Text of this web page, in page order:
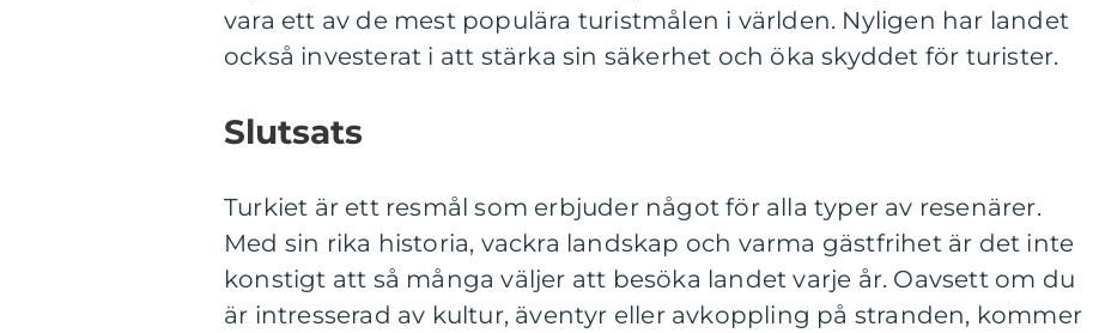
vara ett av de mest populära turistmålen i världen. Nyligen har landet
också investerat i att stärka sin säkerhet och öka skyddet för turister.
Slutsats
Turkiet är ett resmål som erbjuder något för alla typer av resenärer.
Med sin rika historia, vackra landskap och varma gästfrihet är det inte
konstigt att så många väljer att besöka landet varje år. Oavsett om du
är intresserad av kultur, äventyr eller avkoppling på stranden, kommer